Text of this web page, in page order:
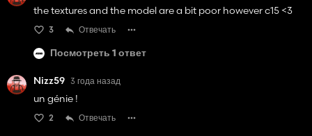
the textures and the model are a bit poor however c15 <3
3 Отвечать
Посмотреть 1 ответ
Nizz59 3 года назад
un génie !
2 Отвечать